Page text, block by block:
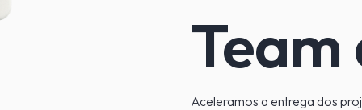
Team
Aceleramos a entrega dos